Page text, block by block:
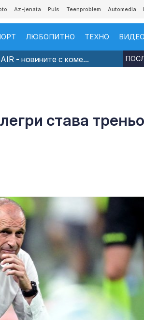
Az-jenata Puls Teenproblem Automedia
ЛЮБОПИТНО ТЕХНО ВИДЕО
- новините с коме...
става